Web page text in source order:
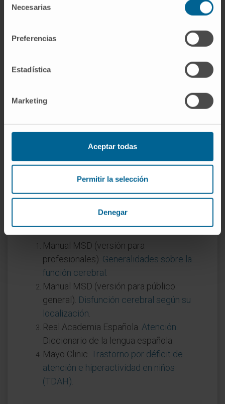
Necesarias
Preferencias
Estadística
Marketing
Aceptar todas
Permitir la selección
Denegar
cuando un estímulo destacado captura el foco
¿La atención activa se puede
rendimiento atencional, y existen protocolos
específicamente para pacientes con déficits
tras lesiones cerebrales. La evidencia sobre
el efecto de la meditación de tipo mindfulness
en la atención activa es creciente, aunque la
estudios.
Referencias
Manual MSD (versión para
profesionales). Generalidades sobre la
función cerebral
Manual MSD (versión para público
general). Disfunción cerebral según su
localización
Real Academia Española. Atención
Diccionario de la lengua española.
Mayo Clinic. Trastorno por déficit de
atención e hiperactividad en niños
(TDAH)